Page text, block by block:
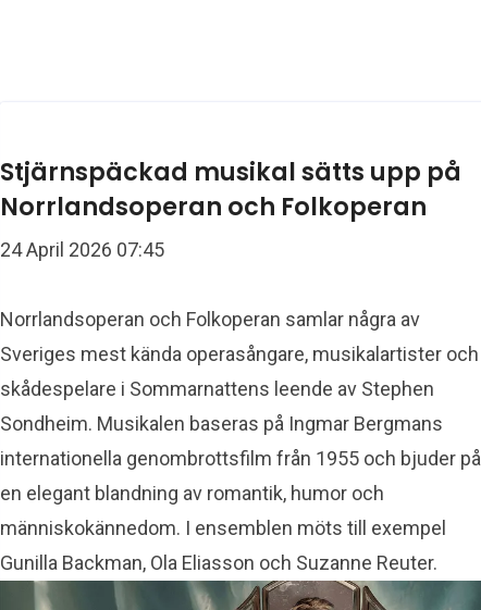
Stjärnspäckad musikal sätts upp på
Norrlandsoperan och Folkoperan
24 April 2026 07:45
Norrlandsoperan och Folkoperan samlar några av
Sveriges mest kända operasångare, musikalartister och
skådespelare i Sommarnattens leende av Stephen
Sondheim. Musikalen baseras på Ingmar Bergmans
internationella genombrottsfilm från 1955 och bjuder på
en elegant blandning av romantik, humor och
människokännedom. I ensemblen möts till exempel
Gunilla Backman, Ola Eliasson och Suzanne Reuter.